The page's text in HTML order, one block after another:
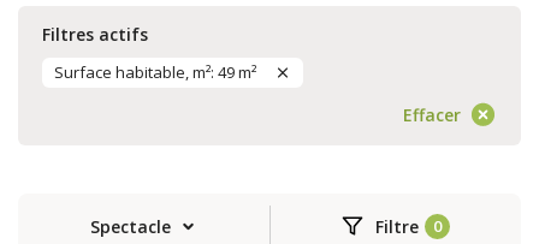
Filtres actifs
Surface habitable, m²: 49 m²
Effacer
Spectacle Filtre